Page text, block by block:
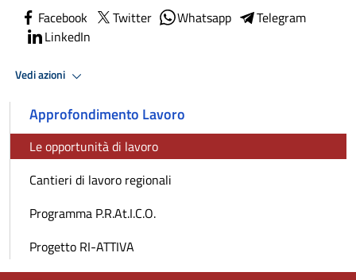
Facebook Twitter Whatsapp
Telegram
LinkedIn
Vedi azioni
Approfondimento Lavoro
Le opportunità di lavoro
Cantieri di lavoro regionali
Programma P.R.At.I.C.O.
Progetto RI-ATTIVA